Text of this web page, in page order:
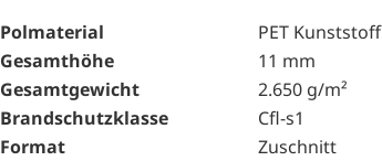
Polmaterial
Gesamthöhe
Gesamtgewicht
Brandschutzklasse
Format
PET Kunststoff
11 mm
2.650 g/m²
Cfl-s1
Zuschnitt